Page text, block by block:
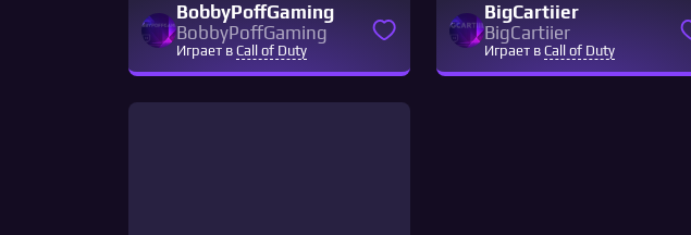
BobbyPoffGaming
BobbyPoffGaming
Играет в Call of Duty
BigCartiier
BigCartiier
Играет в Call of Duty